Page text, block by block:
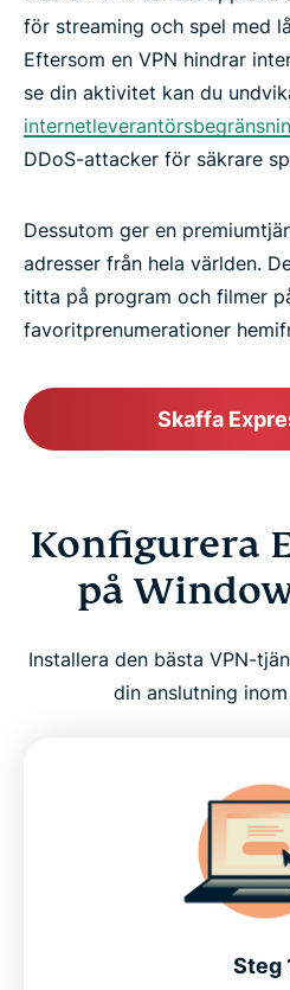
för streaming och spel med
Eftersom en VPN hindrar
se din aktivitet kan du
DDoS-attacker för säkrare
Dessutom ger en
adresser från hela världen.
titta på program och filmer
favoritprenumerationer
Skaffa
Konfigurera
på
Installera den bästa VPN-
din anslutning
Steg